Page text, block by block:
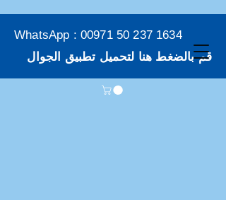
WhatsApp : 00971 50 237 1634
قم بالضغط هنا لتحميل تطبيق الجوال